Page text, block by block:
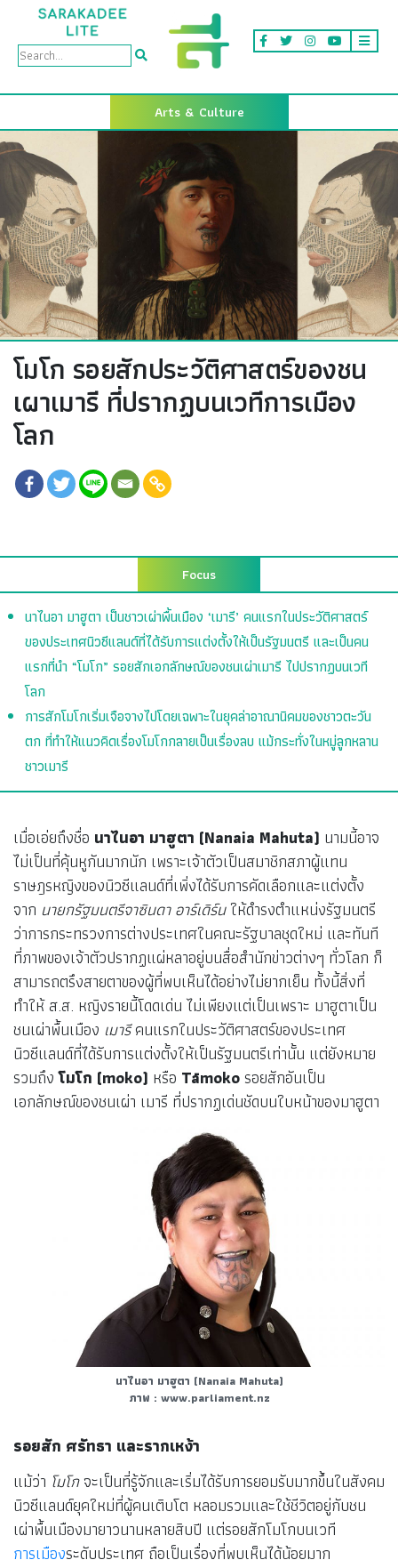
Arts & Culture
โมโก รอยสักประวัติศาสตร์ของชน
เผาเมารี ที่ปรากฏบนเวทีการเมือง
โลก
Focus
นาไนอา มาฮูตา เป็นชาวเผ่าพื้นเมือง ‘เมารี’ คนแรกในประวัติศาสตร์
ของประเทศนิวซีแลนด์ที่ได้รับการแต่งตั้งให้เป็นรัฐมนตรี และเป็นคน
แรกที่นำ “โมโก” รอยสักเอกลักษณ์ของชนเผ่าเมารี ไปปรากฏบนเวที
โลก
การสักโมโกเริ่มเจือจางไปโดยเฉพาะในยุคล่าอาณานิคมของชาวตะวัน
ตก ที่ทำให้แนวคิดเรื่องโมโกกลายเป็นเรื่องลบ แม้กระทั่งในหมู่ลูกหลาน
ชาวเมารี
เมื่อเอ่ยถึงชื่อ นาไนอา มาฮูตา (Nanaia Mahuta) นามนี้อาจ
ไม่เป็นที่คุ้นหูกันมากนัก เพราะเจ้าตัวเป็นสมาชิกสภาผู้แทน
ราษฎรหญิงของนิวซีแลนด์ที่เพิ่งได้รับการคัดเลือกและแต่งตั้ง
จาก นายกรัฐมนตรีจาซินดา อาร์เดิร์นให้ดำรงตำแหน่งรัฐมนตรี
ว่าการกระทรวงการต่างประเทศในคณะรัฐบาลชุดใหม่ และทันที
ที่ภาพของเจ้าตัวปรากฏแผ่หลาอยู่บนสื่อสำนักข่าวต่างๆ ทั่วโลก ก็
สามารถตรึงสายตาของผู้ที่พบเห็นได้อย่างไม่ยากเย็น ทั้งนี้สิ่งที่
ทำให้ ส.ส. หญิงรายนี้โดดเด่น ไม่เพียงแต่เป็นเพราะ มาฮูตาเป็น
ชนเผ่าพื้นเมือง เมารีคนแรกในประวัติศาสตร์ของประเทศ
นิวซีแลนด์ที่ได้รับการแต่งตั้งให้เป็นรัฐมนตรีเท่านั้น แต่ยังหมาย
รวมถึงโมโก (moko) หรือ Tāmoko รอยสักอันเป็น
เอกลักษณ์ของชนเผ่า เมารี ที่ปรากฏเด่นชัดบนใบหน้าของมาฮูตา
นาไนอา มาฮูตา (Nanaia Mahuta)
ภาพ : www.parliament.nz
รอยสัก ศรัทธา และรากเหง้า
แม้ว่า โมโกจะเป็นที่รู้จักและเริ่มได้รับการยอมรับมากขึ้นในสังคม
นิวซีแลนด์ยุคใหม่ที่ผู้คนเติบโต หลอมรวมและใช้ชีวิตอยู่กับชน
เผ่าพื้นเมืองมายาวนานหลายสิบปี แต่รอยสักโมโกบนเวที
การเมืองระดับประเทศ ถือเป็นเรื่องที่พบเห็นได้น้อยมาก